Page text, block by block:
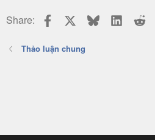
Share: Facebook Bluesky
Thảo luận chung